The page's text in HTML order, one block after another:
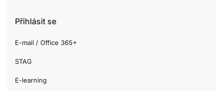
Přihlásit se
E-mail / Office 365+
STAG
E-learning